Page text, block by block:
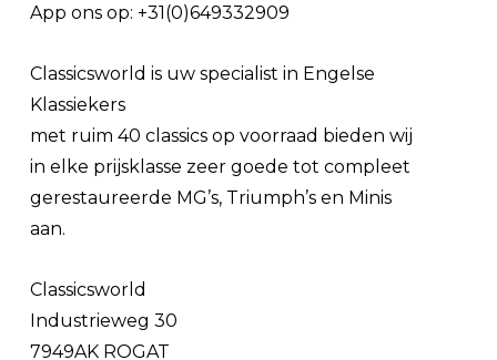
App ons op: +31(0)649332909
Classicsworld is uw specialist in Engelse
Klassiekers
met ruim 40 classics op voorraad bieden wij
in elke prijsklasse zeer goede tot compleet
gerestaureerde MG’s, Triumph’s en Minis
aan.
Classicsworld
Industrieweg 30
7949AK ROGAT